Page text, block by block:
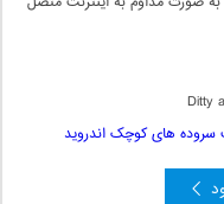
Ditty